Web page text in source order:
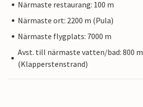
Närmaste restaurang: 100 m
Närmaste ort: 2200 m (Pula)
Närmaste flygplats: 7000 m
Avst. till närmaste vatten/bad: 800 m
(Klapperstenstrand)